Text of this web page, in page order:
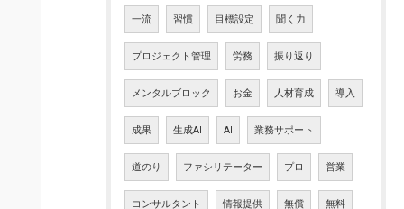
一流 習慣 目標設定 聞く力
プロジェクト管理 労務 振り返り
メンタルブロック お金 人材育成 導入
成果 生成AI AI 業務サポート
道のり ファシリテーター プロ 営業
コンサルタント 情報提供 無償 無料